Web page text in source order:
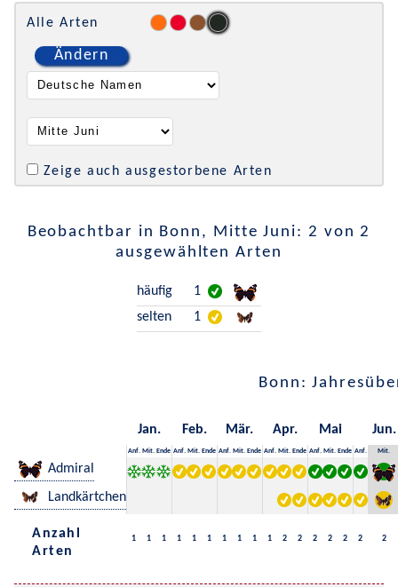
Alle Arten
Ändern
Zeige auch ausgestorbene Arten
Beobachtbar in Bonn, Mitte Juni: 2 von 2
ausgewählten Arten
häufig
1
selten
1
Bonn:
Jan. Feb. Mär. Apr. Mai Jun.
Anf. Mit. Ende Anf. Mit. Ende Anf. Mit. Ende Anf. Mit. Ende Anf. Mit. Ende Anf. Mit.
Admiral
Landkärtchen
Anzahl
Arten
1 1 1 1 1 1 1 1 1 1 2 2 2 2 2 2 2